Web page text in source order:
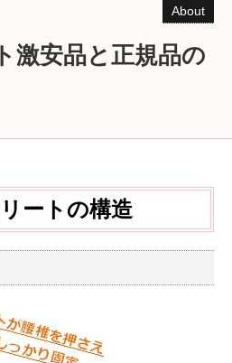
About
激安品と正規品の
ートの構造